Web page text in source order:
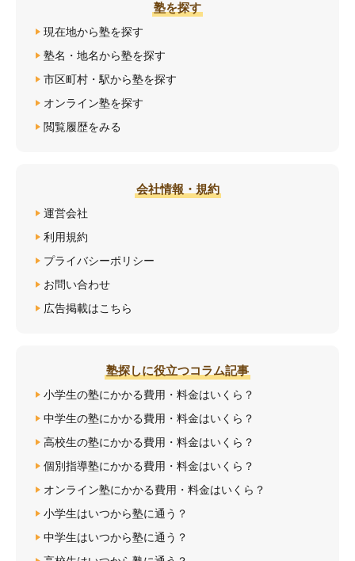
塾を探す
現在地から塾を探す
塾名・地名から塾を探す
市区町村・駅から塾を探す
オンライン塾を探す
閲覧履歴をみる
会社情報・規約
運営会社
利用規約
プライバシーポリシー
お問い合わせ
広告掲載はこちら
塾探しに役立つコラム記事
小学生の塾にかかる費用・料金はいくら？
中学生の塾にかかる費用・料金はいくら？
高校生の塾にかかる費用・料金はいくら？
個別指導塾にかかる費用・料金はいくら？
オンライン塾にかかる費用・料金はいくら？
小学生はいつから塾に通う？
中学生はいつから塾に通う？